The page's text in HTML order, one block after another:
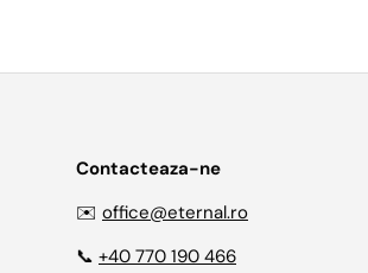
Contacteaza-ne
✉️ office@eternal.ro
📞 +40 770 190 466